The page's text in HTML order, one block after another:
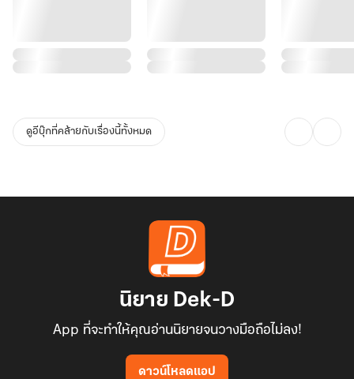
ดูอีบุ๊กที่คล้ายกับเรื่องนี้ทั้งหมด
นิยาย Dek-D
App ที่จะทำให้คุณอ่านนิยายจนวางมือถือไม่ลง!
ดาวน์โหลดแอป